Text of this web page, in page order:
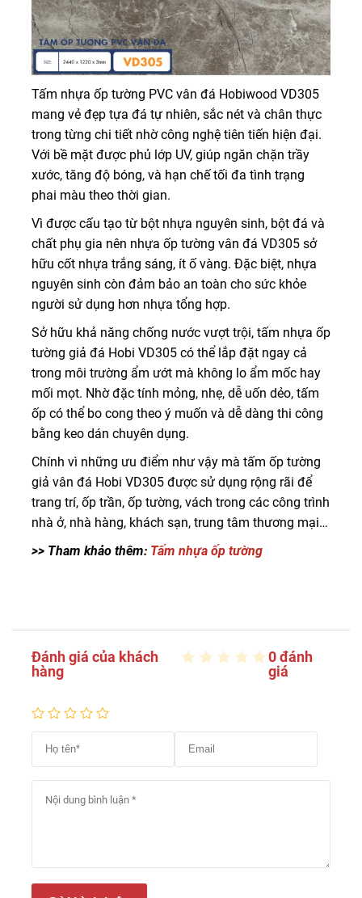
Tấm nhựa ốp tường PVC vân đá Hobiwood VD305
mang vẻ đẹp tựa đá tự nhiên, sắc nét và chân thực
trong từng chi tiết nhờ công nghệ tiên tiến hiện đại.
Với bề mặt được phủ lớp UV, giúp ngăn chặn trầy
xước, tăng độ bóng, và hạn chế tối đa tình trạng
phai màu theo thời gian.
Vì được cấu tạo từ bột nhựa nguyên sinh, bột đá và
chất phụ gia nên nhựa ốp tường vân đá VD305 sở
hữu cốt nhựa trắng sáng, ít ố vàng. Đặc biệt, nhựa
nguyên sinh còn đảm bảo an toàn cho sức khỏe
người sử dụng hơn nhựa tổng hợp.
Sở hữu khả năng chống nước vượt trội, tấm nhựa ốp
tường giả đá Hobi VD305 có thể lắp đặt ngay cả
trong môi trường ẩm ướt mà không lo ẩm mốc hay
mối mọt. Nhờ đặc tính mỏng, nhẹ, dễ uốn dẻo, tấm
ốp có thể bo cong theo ý muốn và dễ dàng thi công
bằng keo dán chuyên dụng.
Chính vì những ưu điểm như vậy mà tấm ốp tường
giả vân đá Hobi VD305 được sử dụng rộng rãi để
trang trí, ốp trần, ốp tường, vách trong các công trình
nhà ở, nhà hàng, khách sạn, trung tâm thương mại…
>> Tham khảo thêm: Tấm nhựa ốp tường
Đánh giá của khách
hàng
0 đánh
giá